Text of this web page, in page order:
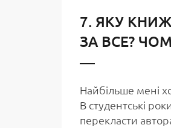
7. ЯКУ
ЗА ВСЕ?
Найбільше мені
В студентські
перекласти